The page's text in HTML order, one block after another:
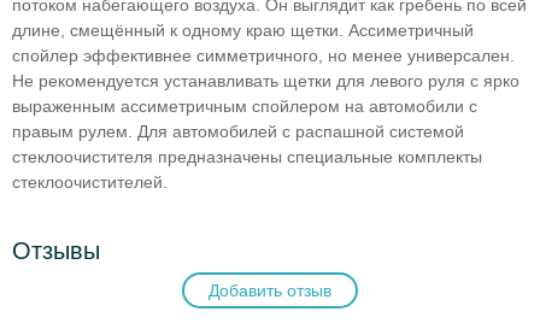
потоком набегающего воздуха. Он выглядит как гребень по всей
длине, смещённый к одному краю щетки. Ассиметричный
спойлер эффективнее симметричного, но менее универсален.
Не рекомендуется устанавливать щетки для левого руля с ярко
выраженным ассиметричным спойлером на автомобили с
правым рулем. Для автомобилей с распашной системой
стеклоочистителя предназначены специальные комплекты
стеклоочистителей.
Отзывы
Добавить отзыв